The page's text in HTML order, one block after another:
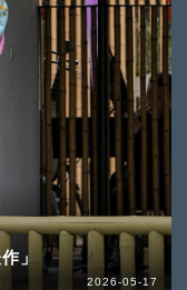
」
2026-05-17